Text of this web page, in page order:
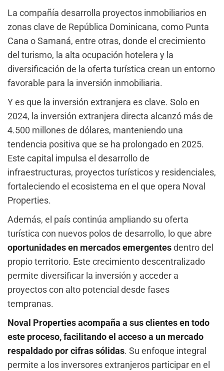
La compañía desarrolla proyectos inmobiliarios en
zonas clave de República Dominicana, como Punta
Cana o Samaná, entre otras, donde el crecimiento
del turismo, la alta ocupación hotelera y la
diversificación de la oferta turística crean un entorno
favorable para la inversión inmobiliaria.
Y es que la inversión extranjera es clave. Solo en
2024, la inversión extranjera directa alcanzó más de
4.500 millones de dólares, manteniendo una
tendencia positiva que se ha prolongado en 2025.
Este capital impulsa el desarrollo de
infraestructuras, proyectos turísticos y residenciales,
fortaleciendo el ecosistema en el que opera Noval
Properties.
Además, el país continúa ampliando su oferta
turística con nuevos polos de desarrollo, lo que abre
oportunidades en mercados emergentesdentro del
propio territorio. Este crecimiento descentralizado
permite diversificar la inversión y acceder a
proyectos con alto potencial desde fases
tempranas.
Noval Properties acompaña a sus clientes en todo
este proceso, facilitando el acceso a un mercado
respaldado por cifras sólidas. Su enfoque integral
permite a los inversores extranjeros participar en el